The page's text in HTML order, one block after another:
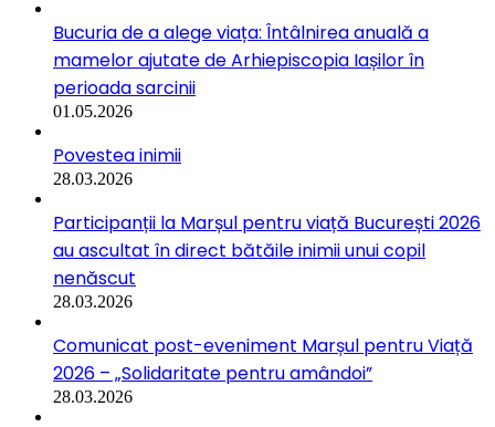
Bucuria de a alege viața: Întâlnirea anuală a
mamelor ajutate de Arhiepiscopia Iașilor în
perioada sarcinii
01.05.2026
Povestea inimii
28.03.2026
Participanții la Marșul pentru viață București 2026
au ascultat în direct bătăile inimii unui copil
nenăscut
28.03.2026
Comunicat post-eveniment Marșul pentru Viață
2026 – „Solidaritate pentru amândoi”
28.03.2026